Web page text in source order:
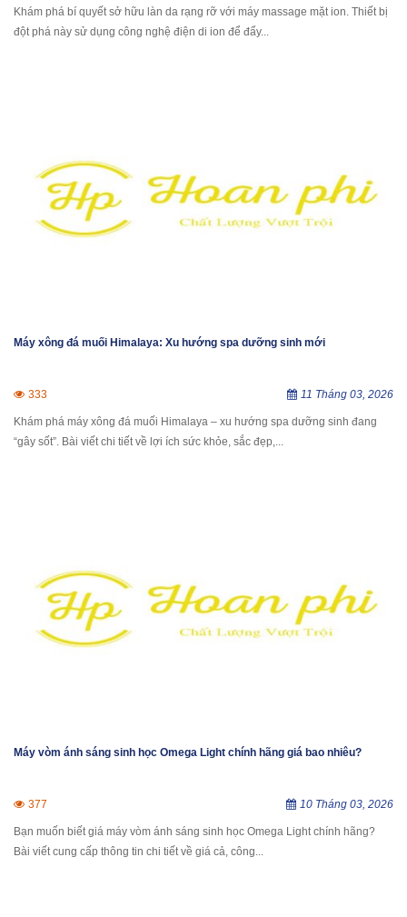
Khám phá bí quyết sở hữu làn da rạng rỡ với máy massage mặt ion. Thiết bị
đột phá này sử dụng công nghệ điện di ion để đẩy...
Máy xông đá muối Himalaya: Xu hướng spa dưỡng sinh mới
333 11 Tháng 03, 2026
Khám phá máy xông đá muối Himalaya – xu hướng spa dưỡng sinh đang
“gây sốt”. Bài viết chi tiết về lợi ích sức khỏe, sắc đẹp,...
Máy vòm ánh sáng sinh học Omega Light chính hãng giá bao nhiêu?
377 10 Tháng 03, 2026
Bạn muốn biết giá máy vòm ánh sáng sinh học Omega Light chính hãng?
Bài viết cung cấp thông tin chi tiết về giá cả, công...